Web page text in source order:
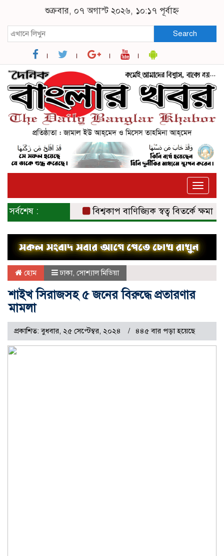
শুক্রবার, ০৭ অগাস্ট ২০২৬, ১০:১৭ পূর্বাহ্ন
Search
Toggle
সর্বশেষ : বিশ্বকাপ বাণিজ্যিক স্বত্ব বিতর্কে ক্ষমা
হোম ঢাকা, সোশ্যাল মিডিয়া
শাইখ সিরাজসহ ৫ জনের বিরুদ্ধে প্রতারণার
মামলা
প্রকাশিত: বুধবার, ২৫ সেপ্টেম্বর, ২০২৪ ৪৪৫ বার পড়া হয়েছে